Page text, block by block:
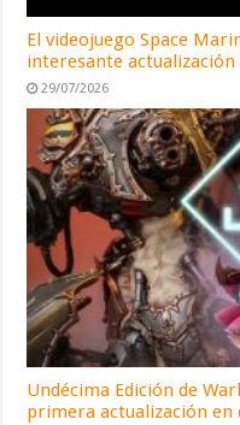
El videojuego Space
interesante
29/07/2026
Undécima Edición de
primera actualización en